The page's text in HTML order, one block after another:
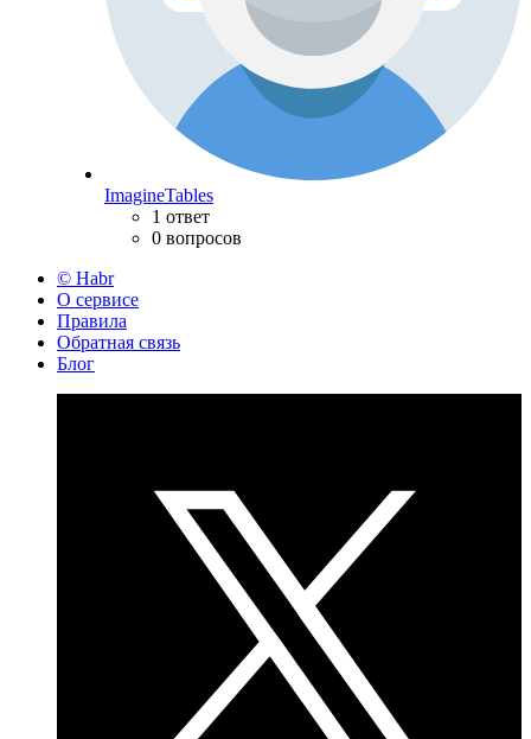
ImagineTables
1 ответ
0 вопросов
© Habr
О сервисе
Правила
Обратная связь
Блог